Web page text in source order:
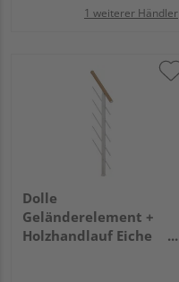
1 weiterer Händler
Dolle
Geländerelement +
Holzhandlauf Eiche